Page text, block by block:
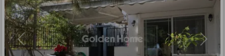
Previous Next